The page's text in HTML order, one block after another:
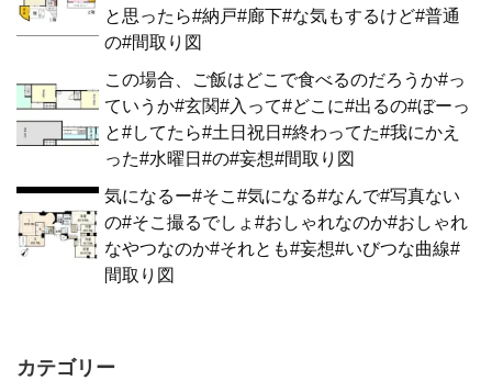
と思ったら#納戸#廊下#な気もするけど#普通
の#間取り図
この場合、ご飯はどこで食べるのだろうか#っ
ていうか#玄関#入って#どこに#出るの#ぼーっ
と#してたら#土日祝日#終わってた#我にかえ
った#水曜日#の#妄想#間取り図
気になるー#そこ#気になる#なんで#写真ない
の#そこ撮るでしょ#おしゃれなのか#おしゃれ
なやつなのか#それとも#妄想#いびつな曲線#
間取り図
カテゴリー